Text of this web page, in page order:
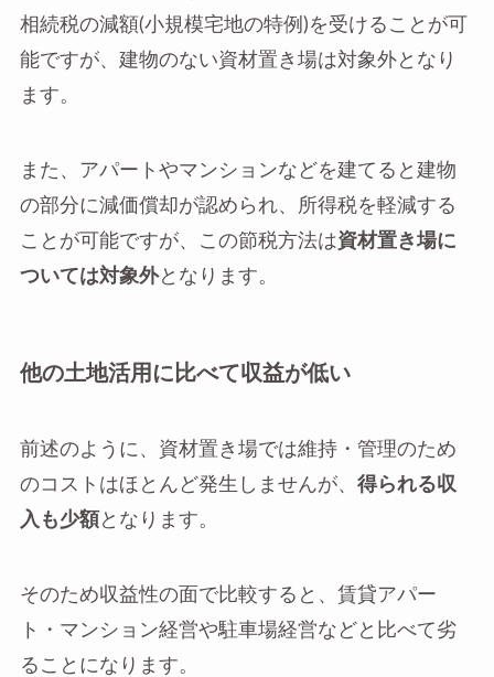
相続税の減額(小規模宅地の特例)を受けることが可
能ですが、建物のない資材置き場は対象外となり
ます。
また、アパートやマンションなどを建てると建物
の部分に減価償却が認められ、所得税を軽減する
ことが可能ですが、この節税方法は資材置き場に
ついては対象外となります。
他の土地活用に比べて収益が低い
前述のように、資材置き場では維持・管理のため
のコストはほとんど発生しませんが、 得られる収
入も少額 となります。
そのため収益性の面で比較すると、賃貸アパー
ト・マンション経営や駐車場経営などと比べて劣
ることになります。